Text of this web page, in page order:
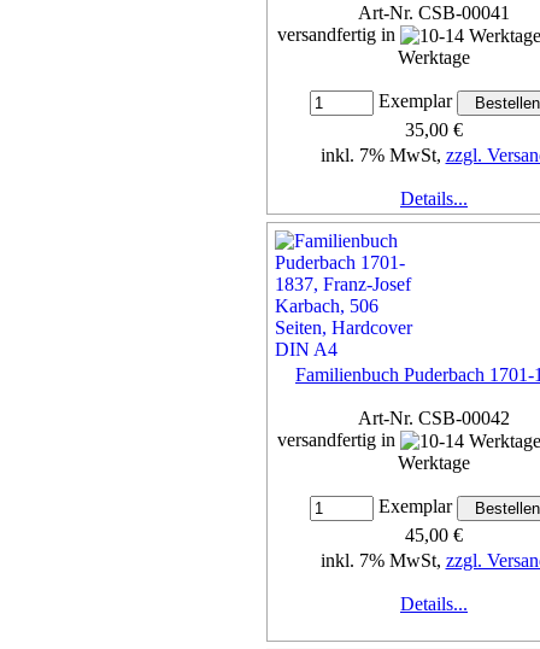
Art-Nr. CSB-00041
versandfertig in
Werktage
Exemplar
35,00 €
inkl. 7% MwSt, zzgl.
Details...
Familienbuch Puderbach 1701-
Art-Nr. CSB-00042
versandfertig in
Werktage
Exemplar
45,00 €
inkl. 7% MwSt, zzgl.
Details...